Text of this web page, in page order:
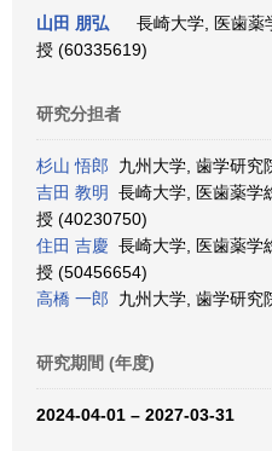
山田 朋弘
長崎大学, 医歯薬
授 (60335619)
研究分担者
杉山 悟郎 九州大学, 歯学研究
吉田 教明
長崎大学, 医歯薬学
授 (40230750)
住田 吉慶 長崎大学, 医歯薬学
授 (50456654)
高橋 一郎 九州大学, 歯学研究
研究期間 (年度)
2024-04-01 – 2027-03-31